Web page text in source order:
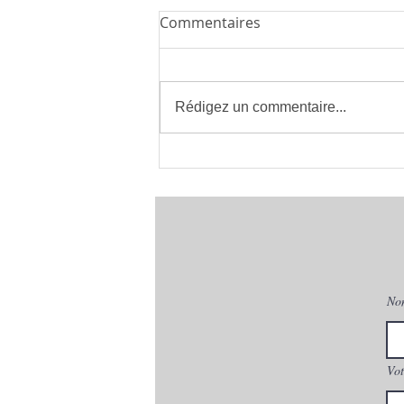
Commentaires
Rédigez un commentaire...